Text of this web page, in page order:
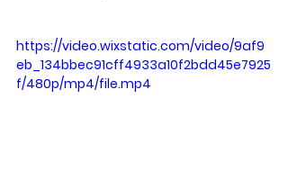
https://video.wixstatic.com/video/9af9
eb_134bbec91cff4933a10f2bdd45e7925
f/480p/mp4/file.mp4